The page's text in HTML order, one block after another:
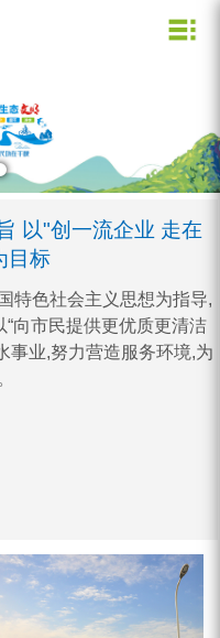
企业理念
创新理念
营业网点
水质信息
以"创一流企业 走在
目标
特色社会主义思想为指导,
“向市民提供更优质更清洁
事业,努力营造服务环境,为